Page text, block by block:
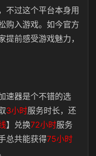
不过这个平台本身用
购入游戏。如今官方
前感受游戏魅力，
速器是个不错的选
3小时服务时长，还
】兑换72小时服务
总共能获得75小时